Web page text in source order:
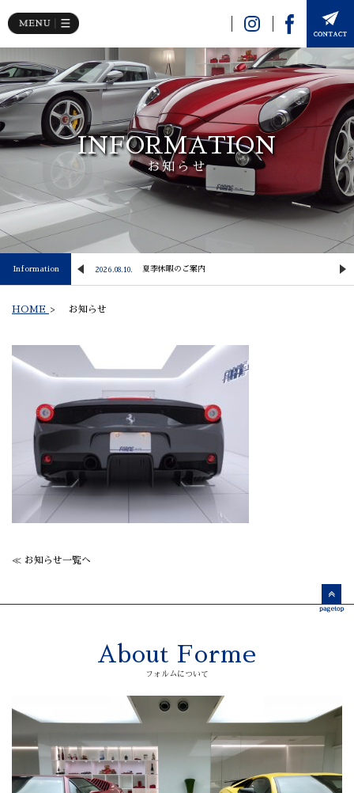
INFORMATION
お知らせ
Information 2026.08.10. 夏季休暇のご案内
HOME > お知らせ
≪ お知らせ一覧へ
About Forme
フォルムについて